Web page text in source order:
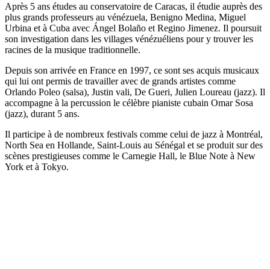
Après 5 ans études au conservatoire de Caracas, il étudie auprès des
plus grands professeurs au vénézuela, Benigno Medina, Miguel
Urbina et à Cuba avec Ángel Bolaño et Regino Jimenez. Il poursuit
son investigation dans les villages vénézuéliens pour y trouver les
racines de la musique traditionnelle.
Depuis son arrivée en France en 1997, ce sont ses acquis musicaux
qui lui ont permis de travailler avec de grands artistes comme
Orlando Poleo (salsa), Justin vali, De Gueri, Julien Loureau (jazz). Il
accompagne à la percussion le célèbre pianiste cubain Omar Sosa
(jazz), durant 5 ans.
Il participe à de nombreux festivals comme celui de jazz à Montréal,
North Sea en Hollande, Saint-Louis au Sénégal et se produit sur des
scènes prestigieuses comme le Carnegie Hall, le Blue Note à New
York et à Tokyo.